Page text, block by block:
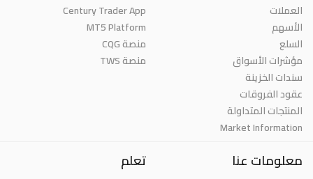
العملات
الأسهم
السلع
مؤشرات الأسواق
سندات الخزينة
عقود الفروقات
المنتجات المتداولة
Market Information
Century Trader App
MT5 Platform
منصة CQG
منصة TWS
معلومات عنا تعلم